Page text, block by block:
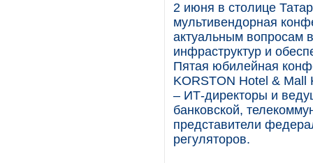
2 июня в столице
мультивендорная
актуальным вопросам
инфраструктур и
Пятая юбилейная
KORSTON Hotel & Mall
– ИТ-директоры и
банковской,
представители
регуляторов.